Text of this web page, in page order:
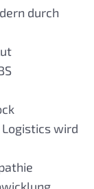
durch
wird